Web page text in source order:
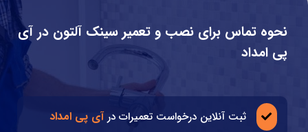
نحوه تماس برای نصب و تعمیر سینک آلتون در آی
پی امداد
ثبت آنلاین درخواست تعمیرات درآی پی امداد